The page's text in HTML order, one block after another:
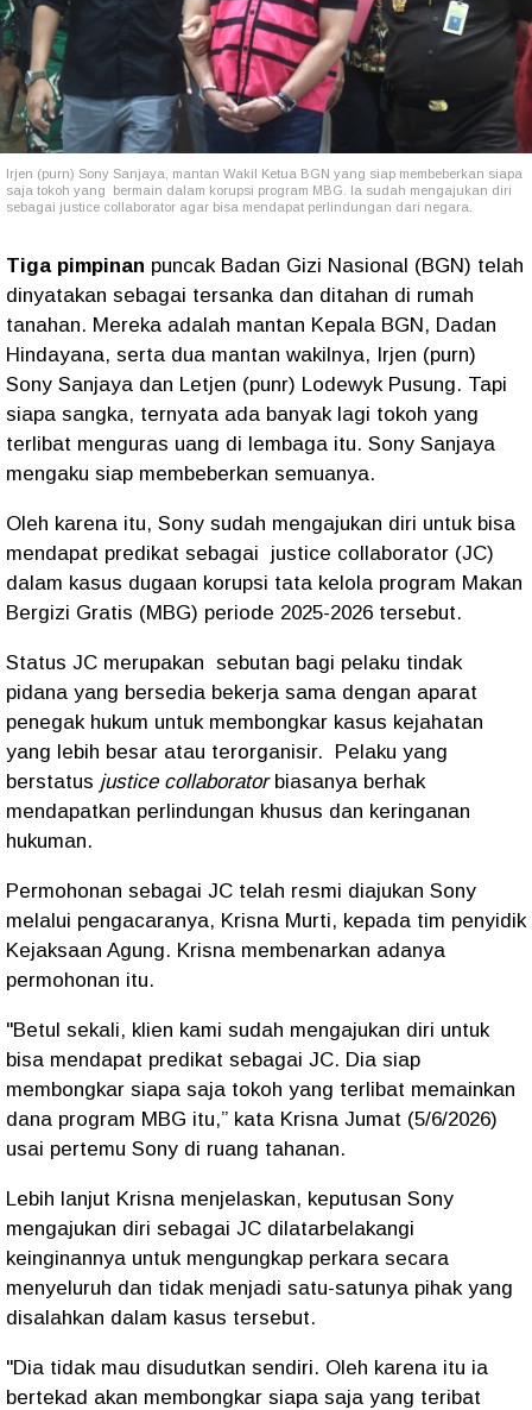
Irjen (purn) Sony Sanjaya, mantan Wakil Ketua BGN yang siap membeberkan siapa
saja tokoh yang bermain dalam korupsi program MBG. Ia sudah mengajukan diri
sebagai justice collaborator agar bisa mendapat perlindungan dari negara.
Tiga pimpinan puncak Badan Gizi Nasional (BGN) telah
dinyatakan sebagai tersanka dan ditahan di rumah
tanahan. Mereka adalah mantan Kepala BGN, Dadan
Hindayana, serta dua mantan wakilnya, Irjen (purn)
Sony Sanjaya dan Letjen (punr) Lodewyk Pusung. Tapi
siapa sangka, ternyata ada banyak lagi tokoh yang
terlibat menguras uang di lembaga itu. Sony Sanjaya
mengaku siap membeberkan semuanya.
Oleh karena itu, Sony sudah mengajukan diri untuk bisa
mendapat predikat sebagai
justice collaborator (JC)
dalam kasus dugaan korupsi tata kelola program Makan
Bergizi Gratis (MBG) periode 2025-2026 tersebut.
Status JC merupakan
sebutan bagi pelaku tindak
pidana yang bersedia bekerja sama dengan aparat
penegak hukum untuk membongkar kasus kejahatan
yang lebih besar atau terorganisir.
Pelaku yang
berstatus justice collaboratorbiasanya berhak
mendapatkan perlindungan khusus dan keringanan
hukuman.
Permohonan sebagai JC telah resmi diajukan Sony
melalui pengacaranya, Krisna Murti, kepada tim penyidik
Kejaksaan Agung. Krisna membenarkan adanya
permohonan itu.
"Betul sekali, klien kami sudah mengajukan diri untuk
bisa mendapat predikat sebagai JC. Dia siap
membongkar siapa saja tokoh yang terlibat memainkan
dana program MBG itu,” kata Krisna Jumat (5/6/2026)
usai pertemu Sony di ruang tahanan.
Lebih lanjut Krisna menjelaskan, keputusan Sony
mengajukan diri sebagai JC dilatarbelakangi
keinginannya untuk mengungkap perkara secara
menyeluruh dan tidak menjadi satu-satunya pihak yang
disalahkan dalam kasus tersebut.
"Dia tidak mau disudutkan sendiri. Oleh karena itu ia
bertekad akan membongkar siapa saja yang teribat